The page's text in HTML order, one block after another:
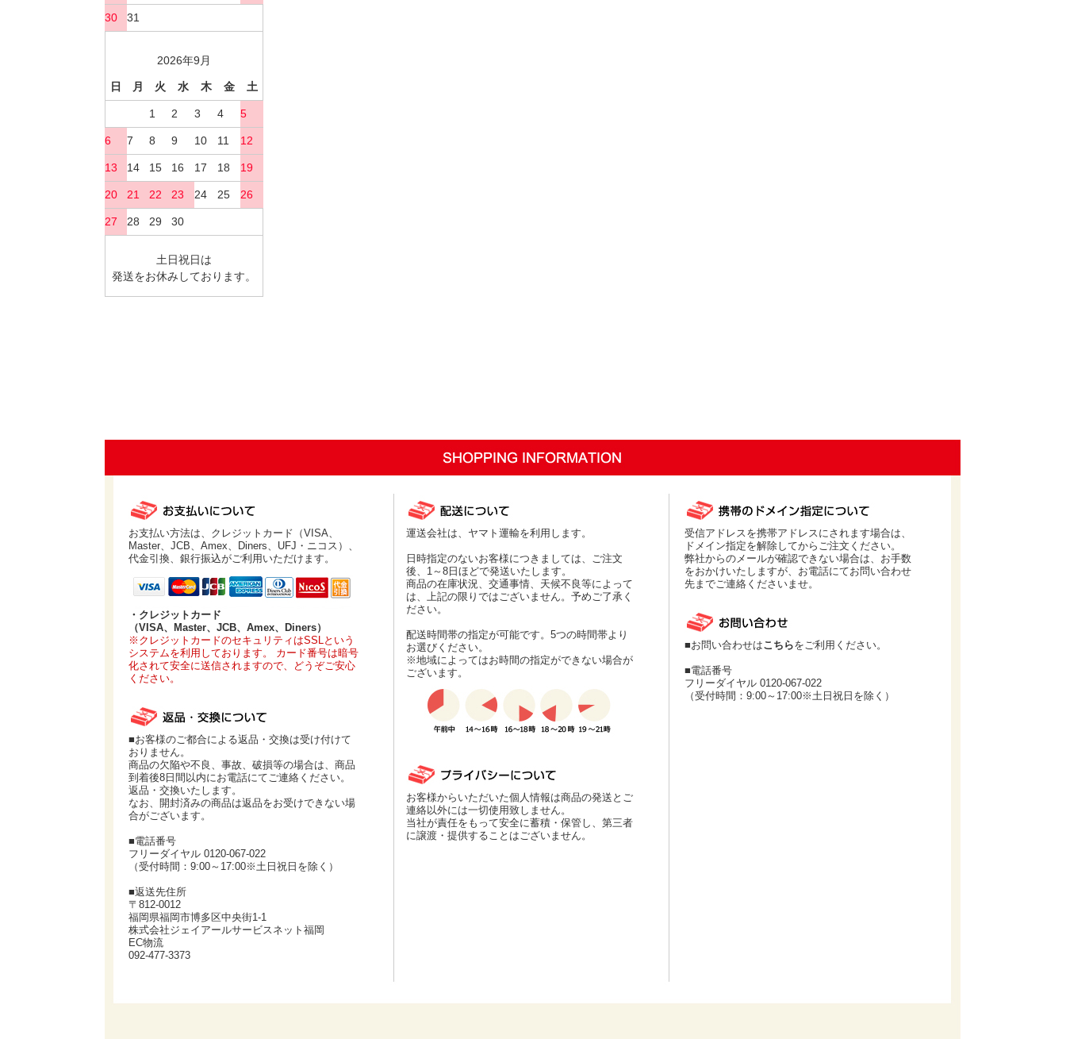
30 31
2026年9月
日 月 火 水 木 金 土
1 2 3 4 5
6 7 8 9 10 11 12
13 14 15 16 17 18 19
20 21 22 23 24 25 26
27 28 29 30
土日祝日は
発送をお休みしております。
お支払い方法は、クレジットカード（VISA、
Master、JCB、Amex、Diners、UFJ・ニコス）、
代金引換、銀行振込がご利用いただけます。
・クレジットカード
（VISA、Master、JCB、Amex、Diners）
※クレジットカードのセキュリティはSSLという
システムを利用しております。 カード番号は暗号
化されて安全に送信されますので、どうぞご安心
ください。
■お客様のご都合による返品・交換は受け付けて
おりません。
商品の欠陥や不良、事故、破損等の場合は、商品
到着後8日間以内にお電話にてご連絡ください。
返品・交換いたします。
なお、開封済みの商品は返品をお受けできない場
合がございます。
■電話番号
フリーダイヤル 0120-067-022
（受付時間：9:00～17:00※土日祝日を除く）
■返送先住所
〒812-0012
福岡県福岡市博多区中央街1-1
株式会社ジェイアールサービスネット福岡
EC物流
092-477-3373
運送会社は、ヤマト運輸を利用します。
日時指定のないお客様につきましては、ご注文
後、1～8日ほどで発送いたします。
商品の在庫状況、交通事情、天候不良等によって
は、上記の限りではございません。予めご了承く
ださい。
配送時間帯の指定が可能です。5つの時間帯より
お選びください。
※地域によってはお時間の指定ができない場合が
ございます。
お客様からいただいた個人情報は商品の発送とご
連絡以外には一切使用致しません。
当社が責任をもって安全に蓄積・保管し、第三者
に譲渡・提供することはございません。
受信アドレスを携帯アドレスにされます場合は、
ドメイン指定を解除してからご注文ください。
弊社からのメールが確認できない場合は、お手数
をおかけいたしますが、お電話にてお問い合わせ
先までご連絡くださいませ。
■お問い合わせはこちらをご利用ください。
■電話番号
フリーダイヤル 0120-067-022
（受付時間：9:00～17:00※土日祝日を除く）